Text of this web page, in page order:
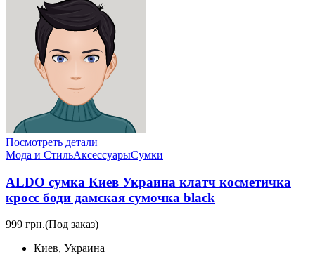
Посмотреть детали
Мода и СтильАксессуарыСумки
ALDO сумка Киев Украина клатч косметичка
кросс боди дамская сумочка black
999 грн.(Под заказ)
Киев, Украина